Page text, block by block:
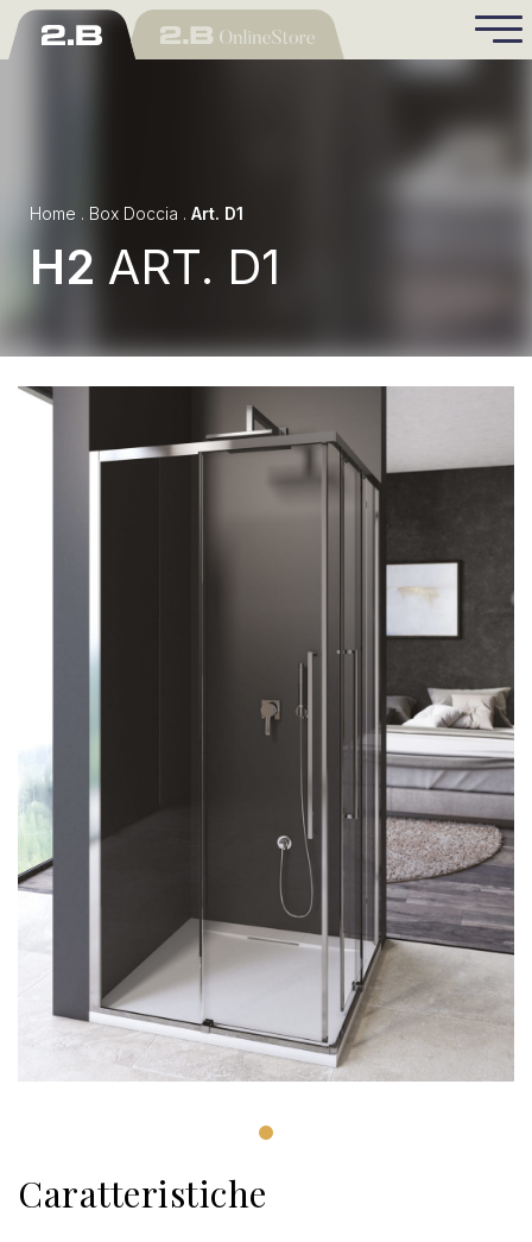
Home . Box Doccia . Art. D1
H2 ART. D1
Caratteristiche